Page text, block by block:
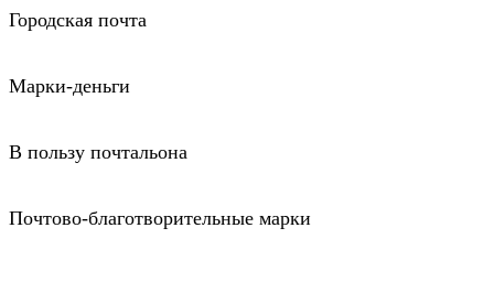
Городская почта
Марки-деньги
В пользу почтальона
Почтово-благотворительные марки